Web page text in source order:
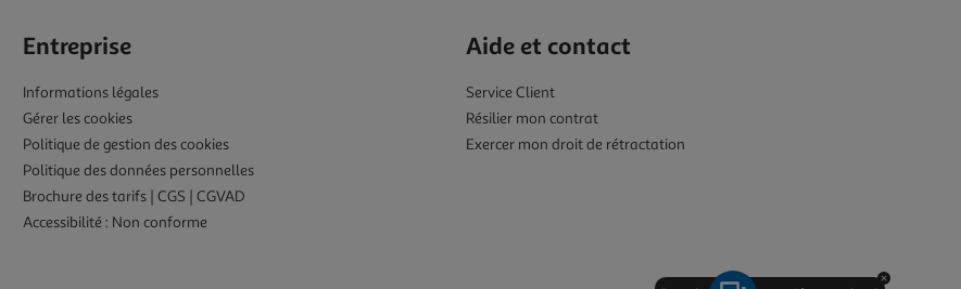
Entreprise
Informations légales
Gérer les cookies
Politique de gestion des cookies
Politique des données personnelles
Brochure des tarifs | CGS | CGVAD
Accessibilité : Non conforme
Aide et contact
Service Client
Résilier mon contrat
Exercer mon droit de rétractation